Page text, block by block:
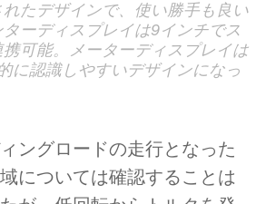
たデザインで、使い勝手も良い
ーディスプレイは9インチでス
携可能。メーターディスプレイは
に認識しやすいデザインになっ
ングロードの走行となった
については確認することは